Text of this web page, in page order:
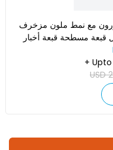
مع نمط ملون مزخرف
قبعة مسطحة قبعة أخبار
+
USD